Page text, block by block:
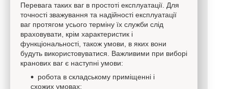
Перевага таких ваг в простоті експлуатації. Для
точності зважування та надійності експлуатації
ваг протягом усього терміну їх служби слід
враховувати, крім характеристик і
функціональності, також умови, в яких вони
будуть використовуватися. Важливими при виборі
кранових ваг є наступні умови:
робота в складському приміщенні і
схожих умовах;